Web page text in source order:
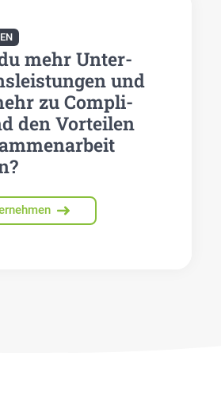
mehr Unter­
und
zu Com­pli­
den Vor­tei­len